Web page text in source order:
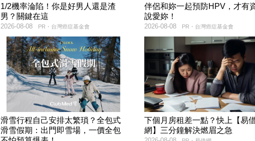
1/2機率淪陷！你是好男人還是渣
男？關鍵在這
PR・台灣癌症基金會
2026-08-08
伴侶和妳一起預防HPV，才有
說愛妳！
PR・台灣癌症基金會
2026-08-08
滑雪行程自己安排太繁瑣？全包式
滑雪假期：出門即雪場，一價全包
下個月房租差一點？快上【易
網】三分鐘解決燃眉之急